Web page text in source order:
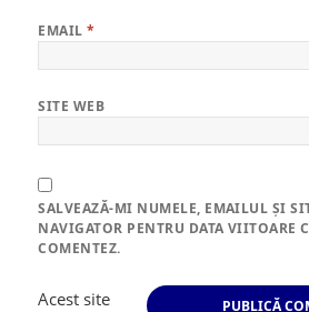
EMAIL*
SITE WEB
SALVEAZĂ-MI NUMELE, EMAILUL ȘI
NAVIGATOR PENTRU DATA VIITOARE
COMENTEZ.
Acest site